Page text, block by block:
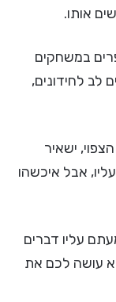
אותו.
במשחקים
לב לחידונים,
ישאיר
אבל איכשהו
עליו דברים
עושה לכם את